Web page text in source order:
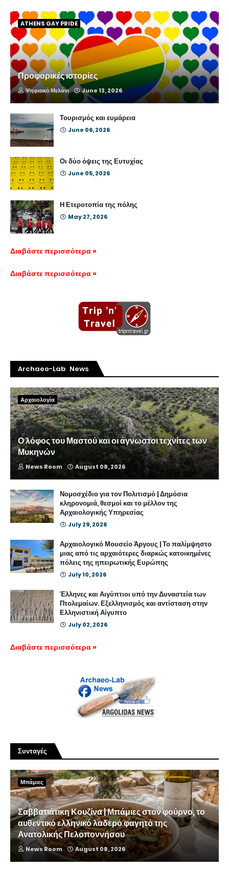
ATHENS GAY PRIDE
Προφορικές ιστορίες
Ψηφιακό Μελάνι June 13, 2026
Τουρισμός και ευμάρεια
June 06, 2026
Οι δύο όψεις της Ευτυχίας
June 05, 2026
Η Ετεροτοπία της πόλης
May 27, 2026
Διαβάστε περισσότερα »
Διαβάστε περισσότερα »
Archaeo-Lab News
Αρχαιολογία
Ο λόφος του Μαστού και οι άγνωστοι τεχνίτες των
Μυκηνών
News Room August 08, 2026
Νομοσχέδιο για τον Πολιτισμό | Δημόσια
κληρονομιά, θεσμοί και το μέλλον της
Αρχαιολογικής Υπηρεσίας
July 29, 2026
Αρχαιολογικό Μουσείο Άργους | Το παλίμψηστο
μιας από τις αρχαιότερες διαρκώς κατοικημένες
πόλεις της ηπειρωτικής Ευρώπης
July 10, 2026
Έλληνες και Αιγύπτιοι υπό την Δυναστεία των
Πτολεμαίων. Εξελληνισμός και αντίσταση στην
Ελληνιστική Αίγυπτο
July 02, 2026
Διαβάστε περισσότερα »
Συνταγές
Μπάμιες
Σαββατιάτικη Κουζίνα | Μπάμιες στον φούρνο, το
αυθεντικό ελληνικό λαδερό φαγητό της
Ανατολικής Πελοποννήσου
News Room August 08, 2026